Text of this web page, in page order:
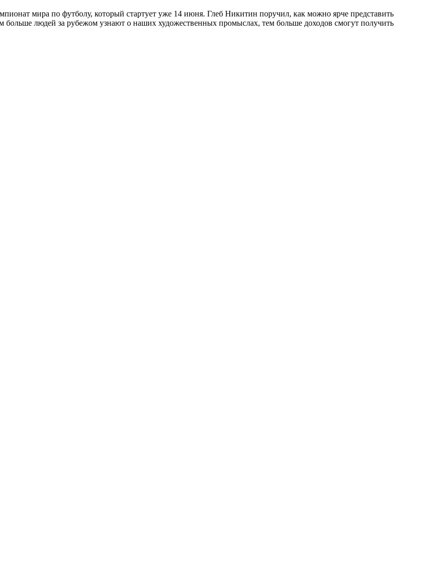
мира по футболу, который стартует уже 14 июня. Глеб Никитин поручил, как можно ярче представить
людей за рубежом узнают о наших художественных промыслах, тем больше доходов смогут получить